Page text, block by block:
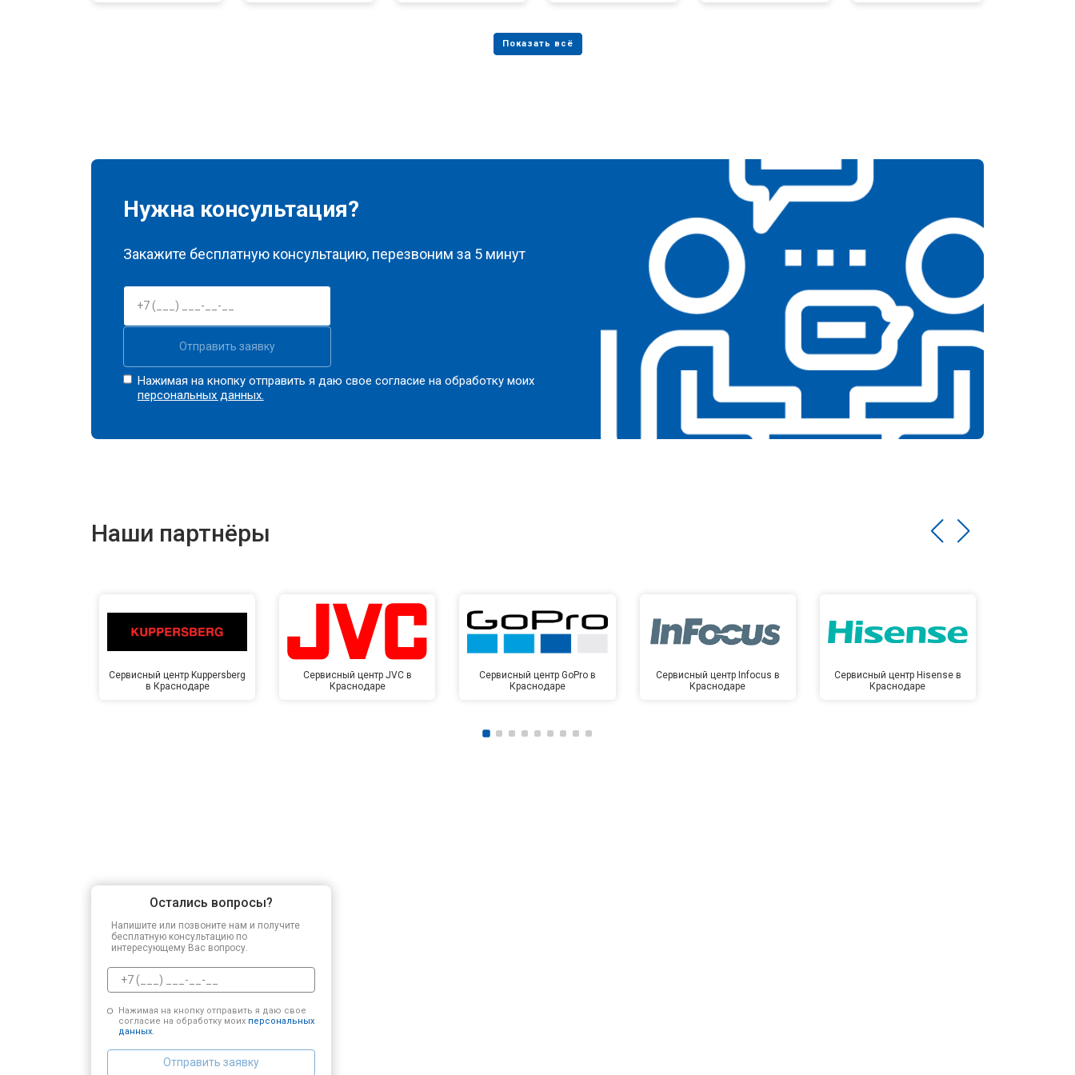
от 50 мин
Нужна консультация?
Закажите бесплатную консультацию, перезвоним за 5 минут
Отправить заявку
Нажимая на кнопку отправить я даю свое согласие на обработку моих
персональных данных.
Наши партнёры
Сервисный центр Kuppersberg
в Краснодаре
Сервисный центр JVC в
Краснодаре
Сервисный центр GoPro в
Краснодаре
Сервисный центр Infocus в
Краснодаре
Сервисный центр Hisense в
Краснодаре
Остались вопросы?
Напишите или позвоните нам и получите
бесплатную консультацию по
интересующему Вас вопросу.
Нажимая на кнопку отправить я даю свое
согласие на обработку моих персональных
данных.
Отправить заявку